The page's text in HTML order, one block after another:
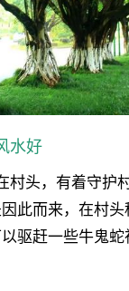
水好
村头，有着守护
此而来，在村
驱赶一些牛鬼